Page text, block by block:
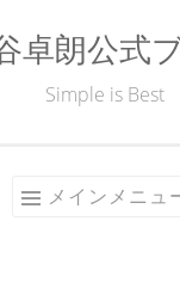
卓朗公式
Simple is Best
メインメニュ